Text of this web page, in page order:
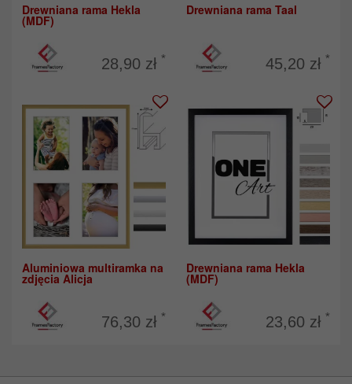
Drewniana rama Hekla
(MDF)
28,90 zł *
Drewniana rama Taal
45,20 zł *
Aluminiowa multiramka na
zdjęcia Alicja
76,30 zł *
Drewniana rama Hekla
(MDF)
23,60 zł *